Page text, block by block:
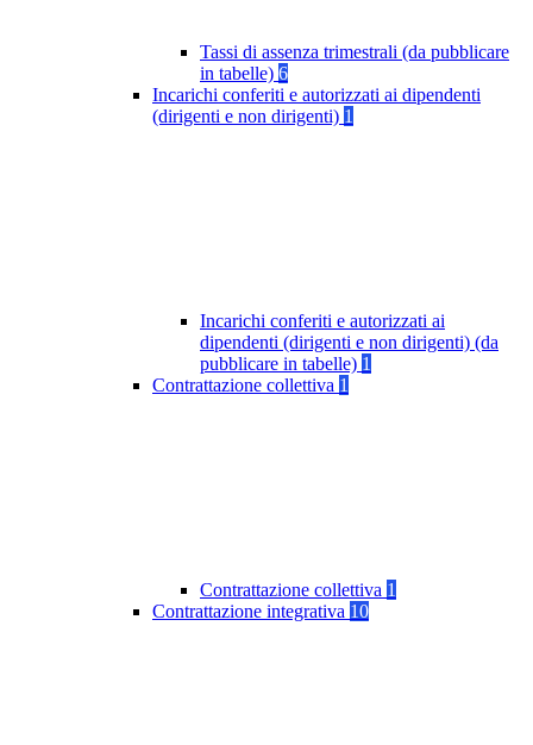
Tassi di assenza trimestrali (da pubblicare
in tabelle) 6
Incarichi conferiti e autorizzati ai dipendenti
(dirigenti e non dirigenti) 1
Incarichi conferiti e autorizzati ai
dipendenti (dirigenti e non dirigenti) (da
pubblicare in tabelle) 1
Contrattazione collettiva 1
Contrattazione collettiva 1
Contrattazione integrativa 10